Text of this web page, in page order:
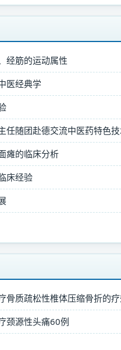
经筋的运动属性
医经典学
任随团赴德交流中医药特色
瘫的临床分析
床经验
骨质疏松性椎体压缩骨折的
颈源性头痛60例